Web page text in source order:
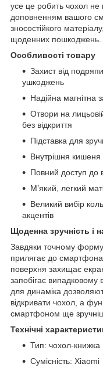
усе це робить чохол не
доповненням вашого
зносостійкого
щоденних пошкоджень.
Особливості товару
Захист від
ушкоджень
Надійна магнітна
Отвори на
без відкриття
Підставка для
Внутрішня кишеня
Повний доступ до
М’який, легкий
Великий вибір
акцентів
Щоденна зручність і
Завдяки точному
прилягає до
поверхня захищає
запобігає випадковому
для динаміка
відкривати чохол, а
смартфоном ще
Технічні
Тип: чохол-книжка
Сумісність: Xiaomi